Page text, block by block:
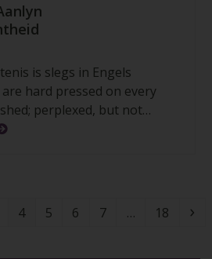
is slegs in Engels
are hard pressed on every
perplexed, but not…
Page
4 Page
5 Page
6 Page
7 … Page
18